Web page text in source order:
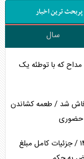
پربحث ترین اخبار
سال
که با توطئه یک
فاش شد / طعمه کشاندن
حضوری
آغاز اصلاح احکام بازنشستگان کشوری ۱۴۰۵ / جزئیات کامل مبلغ